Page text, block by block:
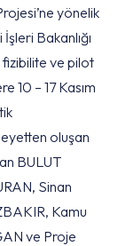
yönelik
Bakanlığı
fizibilite ve pilot
10 – 17 Kasım
oluşan
BULUT
Sinan
Kamu
ve Proje